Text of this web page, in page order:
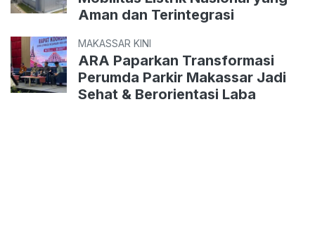
Aman dan Terintegrasi
MAKASSAR KINI
ARA Paparkan Transformasi
Perumda Parkir Makassar Jadi
Sehat & Berorientasi Laba